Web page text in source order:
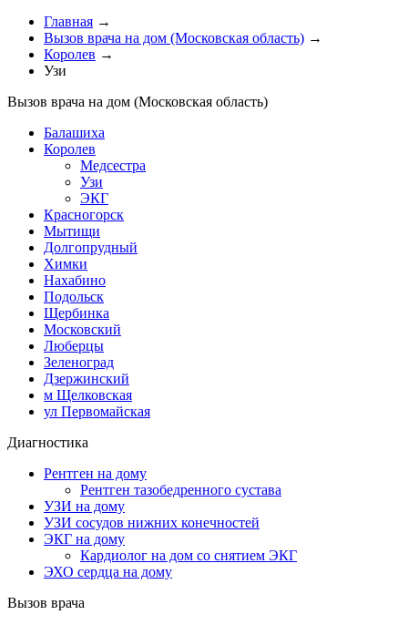
Главная →
Вызов врача на дом (Московская область) →
Королев →
Узи
Вызов врача на дом (Московская область)
Балашиха
Королев
Медсестра
Узи
ЭКГ
Красногорск
Мытищи
Долгопрудный
Химки
Нахабино
Подольск
Щербинка
Московский
Люберцы
Зеленоград
Дзержинский
м Щелковская
ул Первомайская
Диагностика
Рентген на дому
Рентген тазобедренного сустава
УЗИ на дому
УЗИ сосудов нижних конечностей
ЭКГ на дому
Кардиолог на дом со снятием ЭКГ
ЭХО сердца на дому
Вызов врача